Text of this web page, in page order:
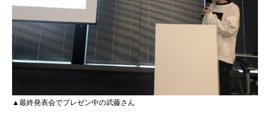
▲最終発表会でプレゼン中の武藤さん